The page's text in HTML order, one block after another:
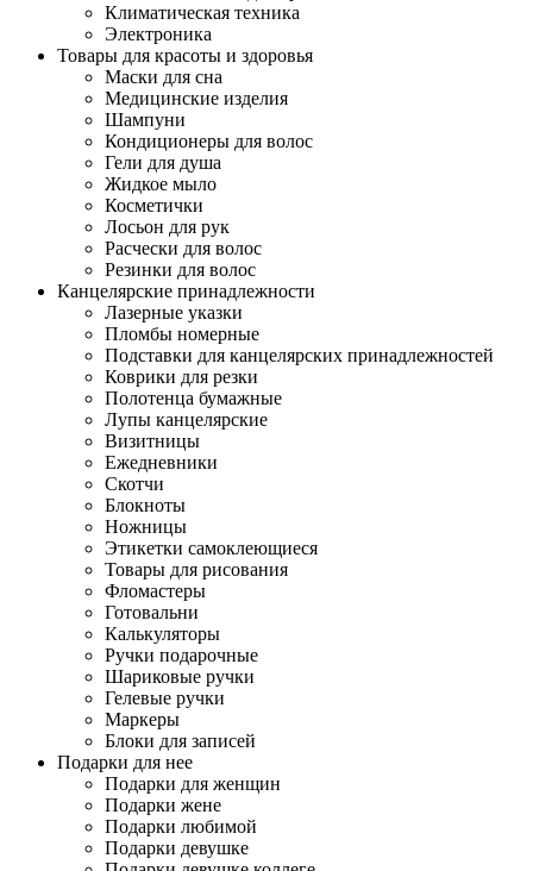
Климатическая техника
Электроника
Товары для красоты и здоровья
Маски для сна
Медицинские изделия
Шампуни
Кондиционеры для волос
Гели для душа
Жидкое мыло
Косметички
Лосьон для рук
Расчески для волос
Резинки для волос
Канцелярские принадлежности
Лазерные указки
Пломбы номерные
Подставки для канцелярских принадлежностей
Коврики для резки
Полотенца бумажные
Лупы канцелярские
Визитницы
Ежедневники
Скотчи
Блокноты
Ножницы
Этикетки самоклеющиеся
Товары для рисования
Фломастеры
Готовальни
Калькуляторы
Ручки подарочные
Шариковые ручки
Гелевые ручки
Маркеры
Блоки для записей
Подарки для нее
Подарки для женщин
Подарки жене
Подарки любимой
Подарки девушке